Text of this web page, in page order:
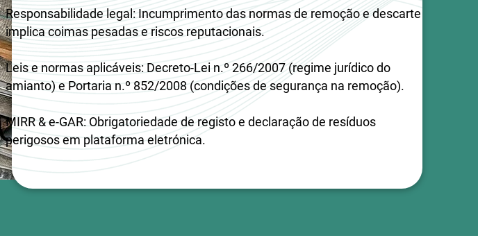
Responsabilidade legal: Incumprimento das normas de remoção e descarte
implica coimas pesadas e riscos reputacionais.
Leis e normas aplicáveis: Decreto-Lei n.º 266/2007 (regime jurídico do
amianto) e Portaria n.º 852/2008 (condições de segurança na remoção).
MIRR & e-GAR: Obrigatoriedade de registo e declaração de resíduos
perigosos em plataforma eletrónica.